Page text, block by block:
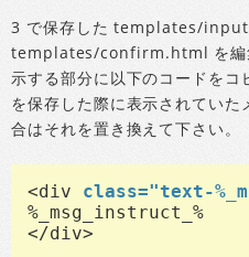
3 で保存した templates/
templates/confirm.html を編
示する部分に以下のコードをコ
を保存した際に表示されてい
合はそれを置き換えて下さい。
<div class="text-
%_msg_instruct_%
</div>